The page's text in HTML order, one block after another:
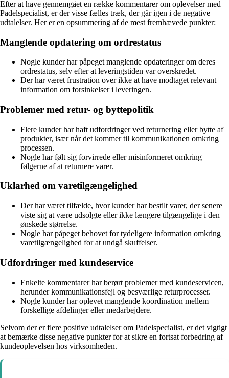
Efter at have gennemgået en række kommentarer om oplevelser med
Padelspecialist, er der visse fælles træk, der går igen i de negative
udtalelser. Her er en opsummering af de mest fremhævede punkter:
Manglende opdatering om ordrestatus
Nogle kunder har påpeget manglende opdateringer om deres
ordrestatus, selv efter at leveringstiden var overskredet.
Der har været frustration over ikke at have modtaget relevant
information om forsinkelser i leveringen.
Problemer med retur- og byttepolitik
Flere kunder har haft udfordringer ved returnering eller bytte af
produkter, især når det kommer til kommunikationen omkring
processen.
Nogle har følt sig forvirrede eller misinformeret omkring
følgerne af at returnere varer.
Uklarhed om varetilgængelighed
Der har været tilfælde, hvor kunder har bestilt varer, der senere
viste sig at være udsolgte eller ikke længere tilgængelige i den
ønskede størrelse.
Nogle har påpeget behovet for tydeligere information omkring
varetilgængelighed for at undgå skuffelser.
Udfordringer med kundeservice
Enkelte kommentarer har berørt problemer med kundeservicen,
herunder kommunikationsfejl og besværlige returprocesser.
Nogle kunder har oplevet manglende koordination mellem
forskellige afdelinger eller medarbejdere.
Selvom der er flere positive udtalelser om Padelspecialist, er det vigtigt
at bemærke disse negative punkter for at sikre en fortsat forbedring af
kundeoplevelsen hos virksomheden.